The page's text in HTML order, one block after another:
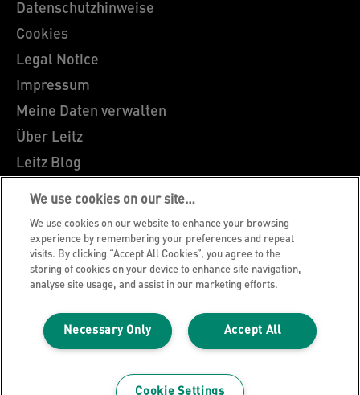
Datenschutzhinweise
Cookies
Legal Notice
Impressum
Meine Daten verwalten
Über Leitz
Leitz Blog
Kundenservice
Hinweise zum Verpackungsrecycling
Garantiebedingungen
Konformitätserklärungen
Sitemap
©2026 ACCO Brands
We use cookies on our site…
We use cookies on our website to enhance your browsing
experience by remembering your preferences and repeat
visits. By clicking “Accept All Cookies”, you agree to the
storing of cookies on your device to enhance site navigation,
analyse site usage, and assist in our marketing efforts.
Accept All
Necessary Only
Cookie Settings